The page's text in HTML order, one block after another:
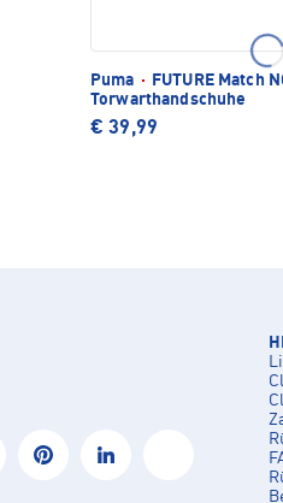
Puma ·
FUTURE Match
Torwarthandschuhe
€ 39,99